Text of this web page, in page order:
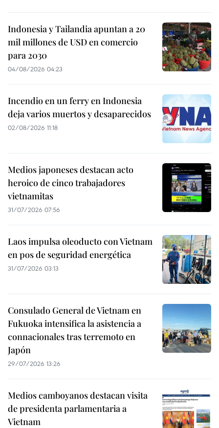
Indonesia y Tailandia apuntan a 20
mil millones de USD en comercio
para 2030
04/08/2026 04:23
Incendio en un ferry en Indonesia
deja varios muertos y desaparecidos
02/08/2026 11:18
Medios japoneses destacan acto
heroico de cinco trabajadores
vietnamitas
31/07/2026 07:56
Laos impulsa oleoducto con Vietnam
en pos de seguridad energética
31/07/2026 03:13
Consulado General de Vietnam en
Fukuoka intensifica la asistencia a
connacionales tras terremoto en
Japón
29/07/2026 13:26
Medios camboyanos destacan visita
de presidenta parlamentaria a
Vietnam